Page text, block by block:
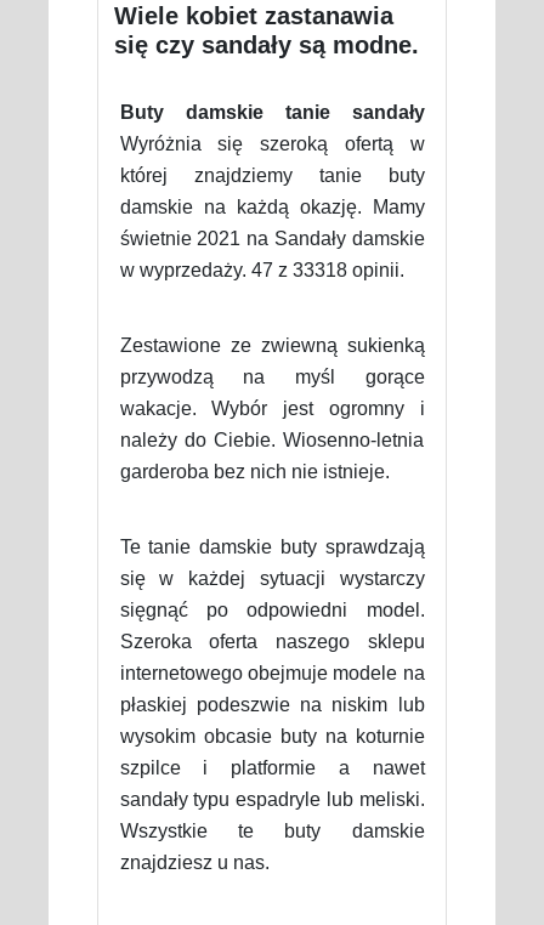
Wiele kobiet zastanawia
się czy sandały są modne.
Buty damskie tanie sandały
Wyróżnia się szeroką ofertą w
której znajdziemy tanie buty
damskie na każdą okazję. Mamy
świetnie 2021 na Sandały damskie
w wyprzedaży. 47 z 33318 opinii.
Zestawione ze zwiewną sukienką
przywodzą na myśl gorące
wakacje. Wybór jest ogromny i
należy do Ciebie. Wiosenno-letnia
garderoba bez nich nie istnieje.
Te tanie damskie buty sprawdzają
się w każdej sytuacji wystarczy
sięgnąć po odpowiedni model.
Szeroka oferta naszego sklepu
internetowego obejmuje modele na
płaskiej podeszwie na niskim lub
wysokim obcasie buty na koturnie
szpilce i platformie a nawet
sandały typu espadryle lub meliski.
Wszystkie te buty damskie
znajdziesz u nas.